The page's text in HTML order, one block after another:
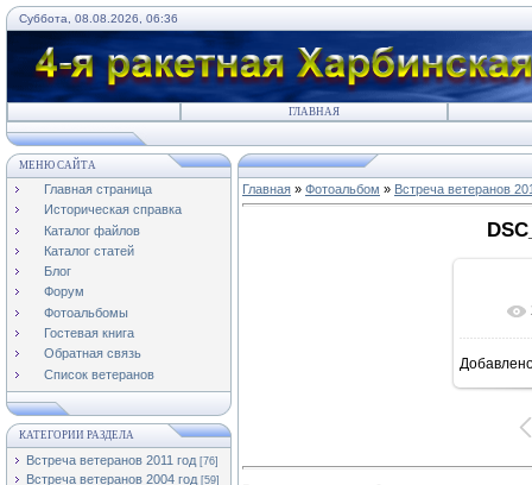
Суббота, 08.08.2026, 06:36
ГЛАВНАЯ
МЕНЮ САЙТА
Главная страница
Историческая справка
Каталог файлов
Каталог статей
Блог
Форум
Фотоальбомы
Гостевая книга
Обратная связь
Список ветеранов
КАТЕГОРИИ РАЗДЕЛА
Встреча ветеранов 2011 год [76]
Встреча ветеранов 2004 год [59]
Главная » Фотоальбом » Встреча ветеранов